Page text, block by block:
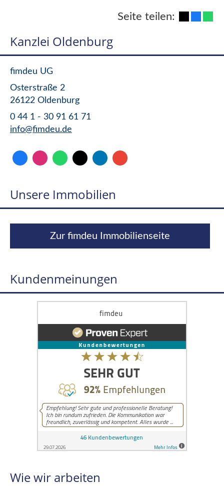
Seite teilen:
Kanzlei Oldenburg
fimdeu UG
Osterstraße 2
26122 Oldenburg
0 44 1 - 30 91 61 71
info@fimdeu.de
Unsere Immobilien
Zur fimdeu Immobilienseite
Kundenmeinungen
Wie wir arbeiten